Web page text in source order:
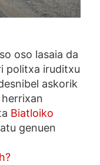
oso lasaia da
politxa iruditxu
askorik
Biatloiko
genuen